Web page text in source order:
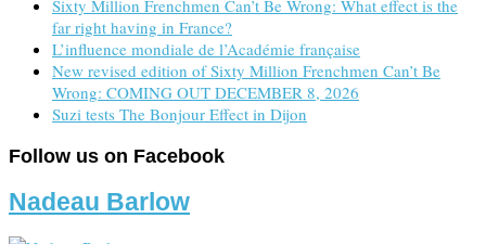
Sixty Million Frenchmen Can’t Be Wrong: What effect is the
far right having in France?
L’influence mondiale de l’Académie française
New revised edition of Sixty Million Frenchmen Can’t Be
Wrong: COMING OUT DECEMBER 8, 2026
Suzi tests The Bonjour Effect in Dijon
Follow us on Facebook
Nadeau Barlow